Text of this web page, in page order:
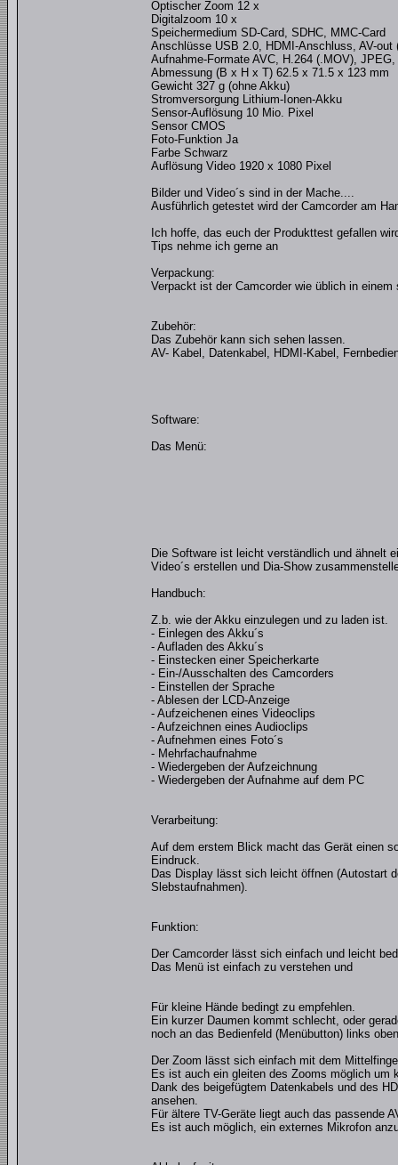
Optischer Zoom 12 x
Digitalzoom 10 x
Speichermedium SD-Card, SDHC, MMC-Card
Anschlüsse USB 2.0, HDMI-Anschluss, AV-out
Aufnahme-Formate AVC, H.264 (.MOV), JPEG,
Abmessung (B x H x T) 62.5 x 71.5 x 123 mm
Gewicht 327 g (ohne Akku)
Stromversorgung Lithium-Ionen-Akku
Sensor-Auflösung 10 Mio. Pixel
Sensor CMOS
Foto-Funktion Ja
Farbe Schwarz
Auflösung Video 1920 x 1080 Pixel
Bilder und Video´s sind in der Mache....
Ausführlich getestet wird der Camcorder am
Ich hoffe, das euch der Produkttest gefallen
Tips nehme ich gerne an
Verpackung:
Verpackt ist der Camcorder wie üblich in einem
Zubehör:
Das Zubehör kann sich sehen lassen.
AV- Kabel, Datenkabel, HDMI-Kabel,
Software:
Das Menü:
Die Software ist leicht verständlich und ähnelt
Video´s erstellen und Dia-Show
Handbuch:
Z.b. wie der Akku einzulegen und zu laden ist.
- Einlegen des Akku´s
- Aufladen des Akku´s
- Einstecken einer Speicherkarte
- Ein-/Ausschalten des Camcorders
- Einstellen der Sprache
- Ablesen der LCD-Anzeige
- Aufzeichenen eines Videoclips
- Aufzeichnen eines Audioclips
- Aufnehmen eines Foto´s
- Mehrfachaufnahme
- Wiedergeben der Aufzeichnung
- Wiedergeben der Aufnahme auf dem PC
Verarbeitung:
Auf dem erstem Blick macht das Gerät einen
Eindruck.
Das Display lässt sich leicht öffnen (Autostart
Slebstaufnahmen).
Funktion:
Der Camcorder lässt sich einfach und leicht
Das Menü ist einfach zu verstehen und
Für kleine Hände bedingt zu empfehlen.
Ein kurzer Daumen kommt schlecht, oder
noch an das Bedienfeld (Menübutton) links
Der Zoom lässt sich einfach mit dem
Es ist auch ein gleiten des Zooms möglich um
Dank des beigefügtem Datenkabels und des
ansehen.
Für ältere TV-Geräte liegt auch das passende
Es ist auch möglich, ein externes Mikrofon